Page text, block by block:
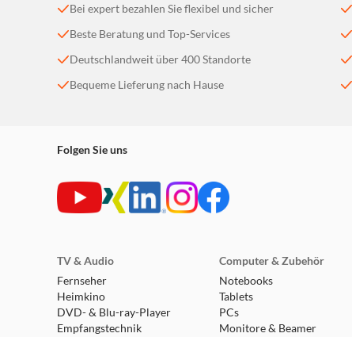
31535 Neustadt a. Rbge.
Heute bereits geschlossen!
weitere Details
Heute bereits geschlossen!
31303 Burgdorf
Heute bereits geschlossen!
weitere Details
Bei expert bezahlen Sie flexibel und sicher
Beste Beratung und Top-Services
Deutschlandweit über 400 Standorte
Bequeme Lieferung nach Hause
Folgen Sie uns
TV & Audio
Fernseher
Heimkino
DVD- & Blu-ray-Player
Empfangstechnik
Computer & Zubehör
Notebooks
Tablets
PCs
Monitore & Beamer